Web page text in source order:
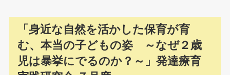
「身近な自然を活かした保育が育
む、本当の子どもの姿 ～なぜ２歳
児は暴挙にでるのか？～」発達療育